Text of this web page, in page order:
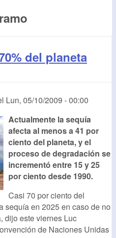
del planeta
Lun, 05/10/2009 - 00:00
Actualmente la sequía
afecta al menos a 41 por
ciento del planeta, y el
proceso de degradación se
incrementó entre 15 y 25
por ciento desde 1990.
Casi 70 por ciento del
sequía en 2025 en caso de no
dijo este viernes Luc
de Naciones Unidas